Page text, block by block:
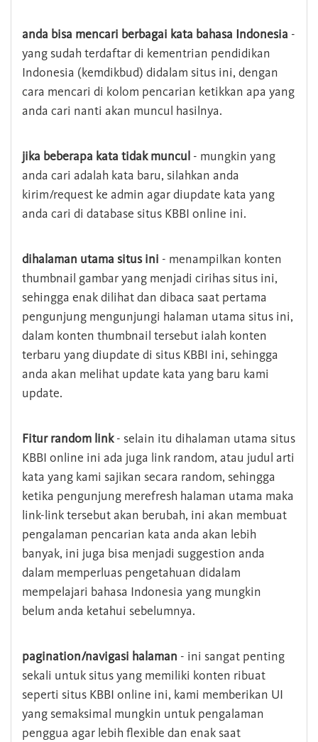
anda bisa mencari berbagai kata bahasa Indonesia -
yang sudah terdaftar di kementrian pendidikan
Indonesia (kemdikbud) didalam situs ini, dengan
cara mencari di kolom pencarian ketikkan apa yang
anda cari nanti akan muncul hasilnya.
jika beberapa kata tidak muncul - mungkin yang
anda cari adalah kata baru, silahkan anda
kirim/request ke admin agar diupdate kata yang
anda cari di database situs KBBI online ini.
dihalaman utama situs ini - menampilkan konten
thumbnail gambar yang menjadi cirihas situs ini,
sehingga enak dilihat dan dibaca saat pertama
pengunjung mengunjungi halaman utama situs ini,
dalam konten thumbnail tersebut ialah konten
terbaru yang diupdate di situs KBBI ini, sehingga
anda akan melihat update kata yang baru kami
update.
Fitur random link- selain itu dihalaman utama situs
KBBI online ini ada juga link random, atau judul arti
kata yang kami sajikan secara random, sehingga
ketika pengunjung merefresh halaman utama maka
link-link tersebut akan berubah, ini akan membuat
pengalaman pencarian kata anda akan lebih
banyak, ini juga bisa menjadi suggestion anda
dalam memperluas pengetahuan didalam
mempelajari bahasa Indonesia yang mungkin
belum anda ketahui sebelumnya.
pagination/navigasi halaman - ini sangat penting
sekali untuk situs yang memiliki konten ribuat
seperti situs KBBI online ini, kami memberikan UI
yang semaksimal mungkin untuk pengalaman
penggua agar lebih flexible dan enak saat